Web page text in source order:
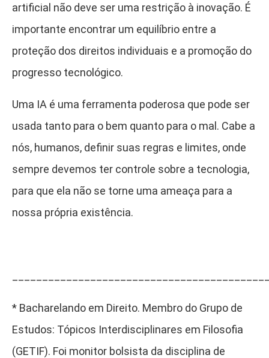
artificial não deve ser uma restrição à inovação. É
importante encontrar um equilíbrio entre a
proteção dos direitos individuais e a promoção do
progresso tecnológico.
Uma IA é uma ferramenta poderosa que pode ser
usada tanto para o bem quanto para o mal. Cabe a
nós, humanos, definir suas regras e limites, onde
sempre devemos ter controle sobre a tecnologia,
para que ela não se torne uma ameaça para a
nossa própria existência.
* Bacharelando em Direito. Membro do Grupo de
Estudos: Tópicos Interdisciplinares em Filosofia
(GETIF). Foi monitor bolsista da disciplina de